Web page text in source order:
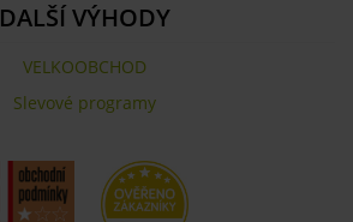
DALŠÍ VÝHODY
VELKOOBCHOD
Slevové programy